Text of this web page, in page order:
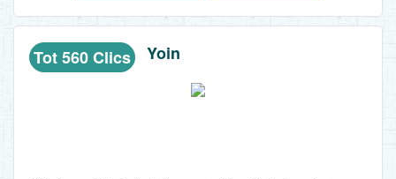
Tot 560 Clics Yoin